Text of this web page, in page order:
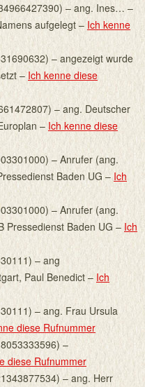
– ang. Ines… –
aufgelegt – Ich kenne
– angezeigt wurde
– Ich kenne diese
– ang. Deutscher
– Ich kenne diese
– Anrufer (ang.
Baden UG – Ich
– Anrufer (ang.
Pressedienst Baden UG – Ich
– ang
Paul Benedict – Ich
– ang. Frau Ursula
diese Rufnummer
–
diese Rufnummer
– ang. Herr